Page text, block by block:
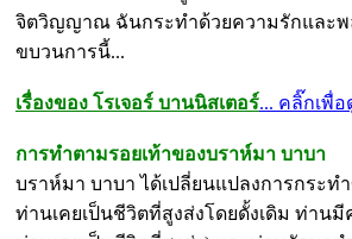
จิตวิญญาณ ฉันกระทำด้วยความรักและพ
ขบวนการนี้...
เรื่องของ โรเจอร์ บานนิสเตอร์... คลิ๊กเพื่อ
การทำตามรอยเท้าของบราห์มา บาบา
บราห์มา บาบา ได้เปลี่ยนแปลงการกระท
ท่านเคยเป็นชีวิตที่สูงส่งโดยดั้งเดิม ท่าน